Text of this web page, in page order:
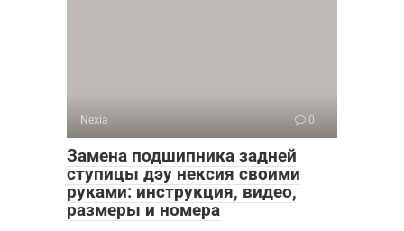
Nexia 0
Замена подшипника задней
ступицы дэу нексия своими
руками: инструкция, видео,
размеры и номера